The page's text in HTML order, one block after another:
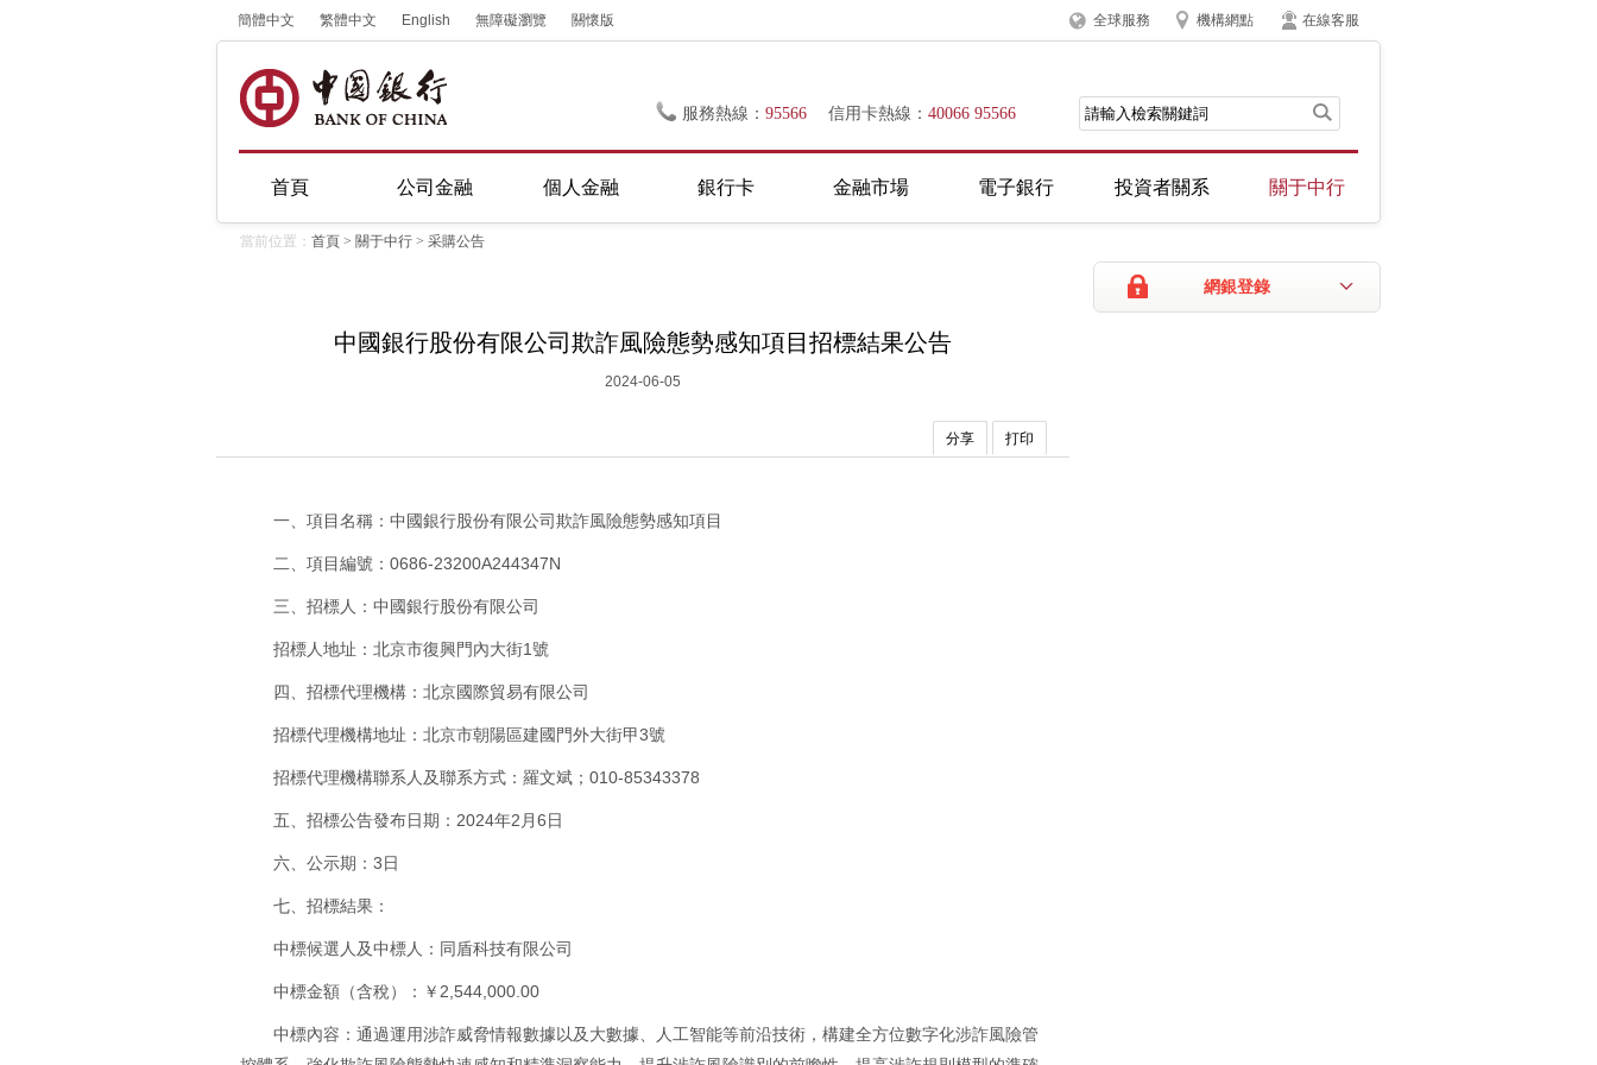
簡體中文 繁體中文 English 無障礙瀏覽 關懷版 全球服務 機構網點 在線客服
服務熱線： 95566 信用卡熱線： 40066 95566
首頁 公司金融 個人金融 銀行卡 金融市場 電子銀行 投資者關系 關于中行
當前位置： 首頁 > 關于中行 > 采購公告
網銀登錄
中國銀行股份有限公司欺詐風險態勢感知項目招標結果公告
2024-06-05
分享 打印
一、項目名稱：中國銀行股份有限公司欺詐風險態勢感知項目
二、項目編號：0686-23200A244347N
三、招標人：中國銀行股份有限公司
招標人地址：北京市復興門內大街1號
四、招標代理機構：北京國際貿易有限公司
招標代理機構地址：北京市朝陽區建國門外大街甲3號
招標代理機構聯系人及聯系方式：羅文斌；010-85343378
五、招標公告發布日期：2024年2月6日
六、公示期：3日
七、招標結果：
中標候選人及中標人：同盾科技有限公司
中標金額（含稅）：￥2,544,000.00
中標內容：通過運用涉詐威脅情報數據以及大數據、人工智能等前沿技術，構建全方位數字化涉詐風險管